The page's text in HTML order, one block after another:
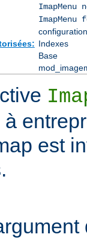
ImapMenu
Indexes
Base
à
est